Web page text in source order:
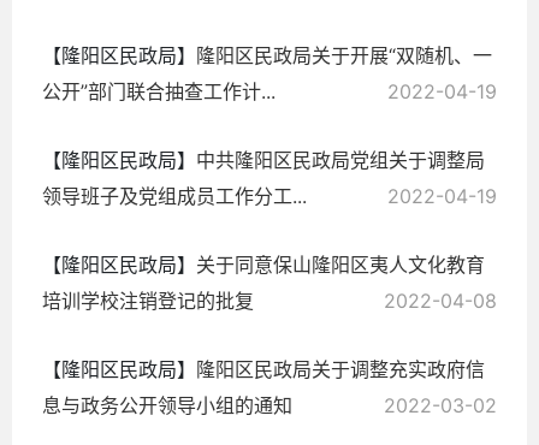
【隆阳区民政局】 隆阳区民政局关于开展“双随机、一
公开”部门联合抽查工作计...
2022-04-19
【隆阳区民政局】 中共隆阳区民政局党组关于调整局
领导班子及党组成员工作分工...
2022-04-19
【隆阳区民政局】 关于同意保山隆阳区夷人文化教育
培训学校注销登记的批复
2022-04-08
【隆阳区民政局】 隆阳区民政局关于调整充实政府信
息与政务公开领导小组的通知
2022-03-02